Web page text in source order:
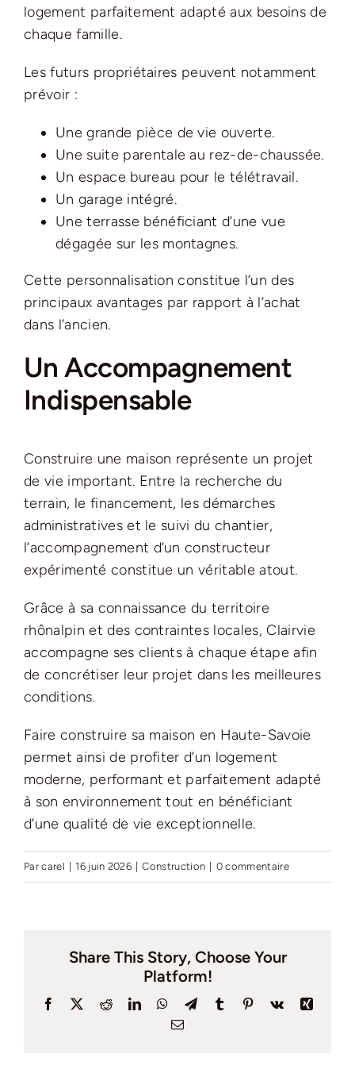
logement parfaitement adapté aux besoins de
chaque famille.
Les futurs propriétaires peuvent notamment
prévoir :
Une grande pièce de vie ouverte.
Une suite parentale au rez-de-chaussée.
Un espace bureau pour le télétravail.
Un garage intégré.
Une terrasse bénéficiant d’une vue
dégagée sur les montagnes.
Cette personnalisation constitue l’un des
principaux avantages par rapport à l’achat
dans l’ancien.
Un Accompagnement
Indispensable
Construire une maison représente un projet
de vie important. Entre la recherche du
terrain, le financement, les démarches
administratives et le suivi du chantier,
l’accompagnement d’un constructeur
expérimenté constitue un véritable atout.
Grâce à sa connaissance du territoire
rhônalpin et des contraintes locales, Clairvie
accompagne ses clients à chaque étape afin
de concrétiser leur projet dans les meilleures
conditions.
Faire construire sa maison en Haute-Savoie
permet ainsi de profiter d’un logement
moderne, performant et parfaitement adapté
à son environnement tout en bénéficiant
d’une qualité de vie exceptionnelle.
Parcarel | 16 juin 2026 | Construction | 0 commentaire
Share This Story, Choose Your
Platform!
Facebook RedditLinkedInWhatsApp
TelegramTumblr Pinterest
Vk
Xing
Email